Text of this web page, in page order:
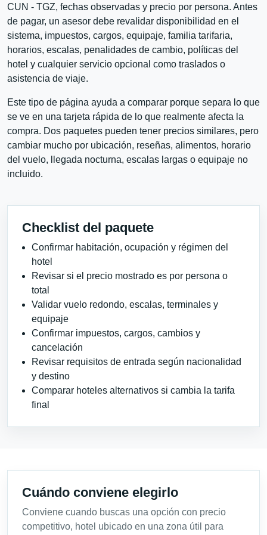
CUN - TGZ, fechas observadas y precio por persona. Antes
de pagar, un asesor debe revalidar disponibilidad en el
sistema, impuestos, cargos, equipaje, familia tarifaria,
horarios, escalas, penalidades de cambio, políticas del
hotel y cualquier servicio opcional como traslados o
asistencia de viaje.
Este tipo de página ayuda a comparar porque separa lo que
se ve en una tarjeta rápida de lo que realmente afecta la
compra. Dos paquetes pueden tener precios similares, pero
cambiar mucho por ubicación, reseñas, alimentos, horario
del vuelo, llegada nocturna, escalas largas o equipaje no
incluido.
Checklist del paquete
Confirmar habitación, ocupación y régimen del
hotel
Revisar si el precio mostrado es por persona o
total
Validar vuelo redondo, escalas, terminales y
equipaje
Confirmar impuestos, cargos, cambios y
cancelación
Revisar requisitos de entrada según nacionalidad
y destino
Comparar hoteles alternativos si cambia la tarifa
final
Cuándo conviene elegirlo
Conviene cuando buscas una opción con precio
competitivo, hotel ubicado en una zona útil para